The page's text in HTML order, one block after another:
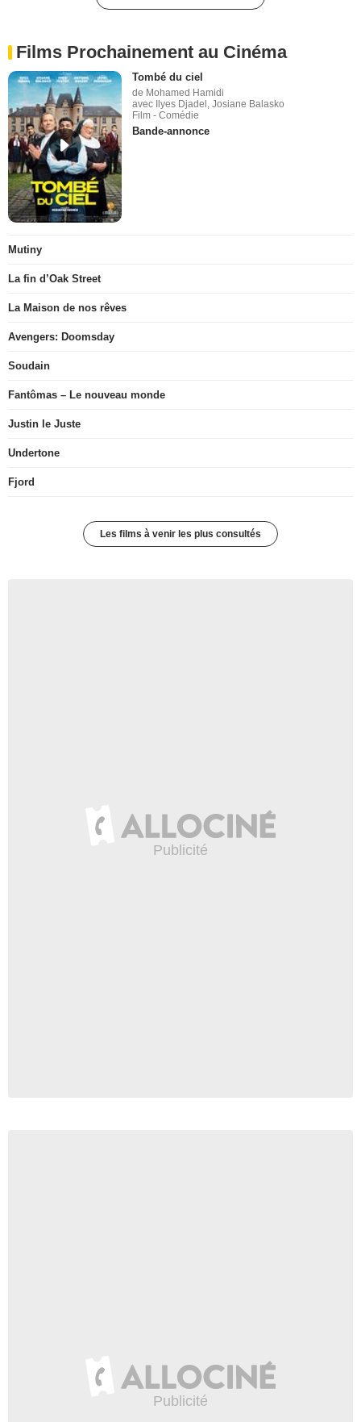
Films Prochainement au Cinéma
Tombé du ciel
de Mohamed Hamidi
avec Ilyes Djadel, Josiane Balasko
Film - Comédie
Bande-annonce
Mutiny
La fin d’Oak Street
La Maison de nos rêves
Avengers: Doomsday
Soudain
Fantômas – Le nouveau monde
Justin le Juste
Undertone
Fjord
Les films à venir les plus consultés